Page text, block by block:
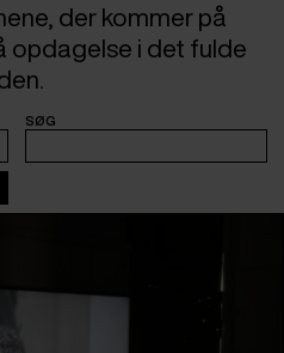
der kommer på
opdagelse i det fulde
SØG